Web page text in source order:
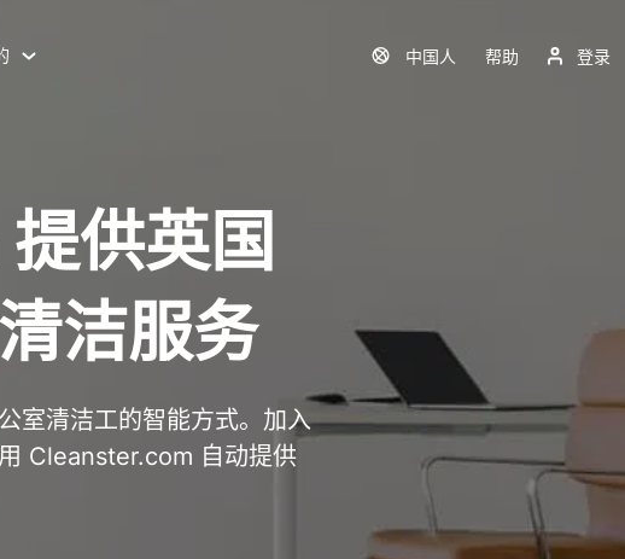
中国人 帮助 登录
供英国
洁服务
室清洁工的智能方式。加入
Cleanster.com 自动提供